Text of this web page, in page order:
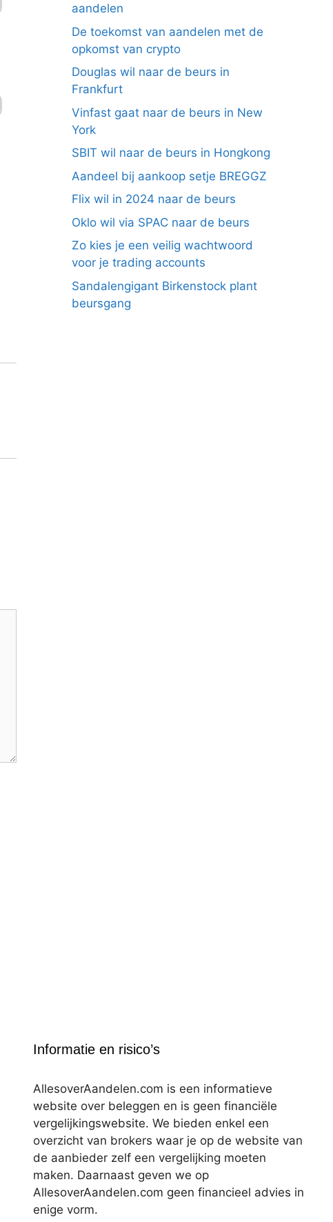
aandelen
De toekomst van aandelen met de
opkomst van crypto
Douglas wil naar de beurs in
Frankfurt
Vinfast gaat naar de beurs in New
York
SBIT wil naar de beurs in Hongkong
Aandeel bij aankoop setje BREGGZ
Flix wil in 2024 naar de beurs
Oklo wil via SPAC naar de beurs
Zo kies je een veilig wachtwoord
voor je trading accounts
Sandalengigant Birkenstock plant
beursgang
Informatie en risico’s
AllesoverAandelen.com is een informatieve
website over beleggen en is geen financiële
vergelijkingswebsite. We bieden enkel een
overzicht van brokers waar je op de website van
de aanbieder zelf een vergelijking moeten
maken. Daarnaast geven we op
AllesoverAandelen.com geen financieel advies in
enige vorm.